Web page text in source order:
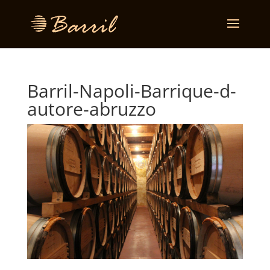
Barril-Napoli-Barrique-d-
autore-abruzzo